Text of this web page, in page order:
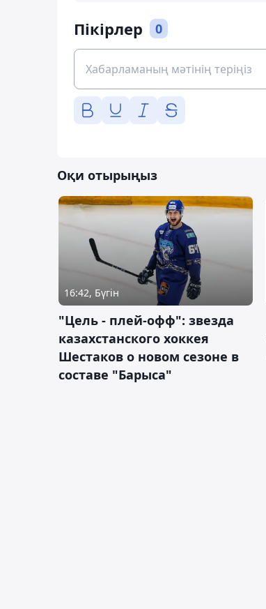
Пікірлер 0
Оқи отырыңыз
16:42, Бүгін
"Цель - плей-офф": звезда
казахстанского хоккея
Шестаков о новом сезоне в
составе "Барыса"